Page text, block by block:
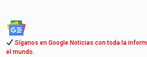
Síganos en Google Noticias con toda la
el mundo.